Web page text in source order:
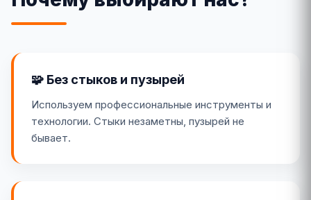
🧩 Без стыков и пузырей
Используем профессиональные инструменты и
технологии. Стыки незаметны, пузырей не
бывает.